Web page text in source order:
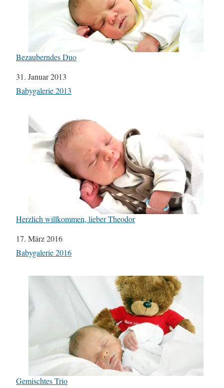
Bezauberndes Duo
Datum
31. Januar 2013
In Bezug auf
Babygalerie 2013
Herzlich willkommen, lieber Theodor
Datum
17. März 2016
In Bezug auf
Babygalerie 2016
Gemischtes Trio